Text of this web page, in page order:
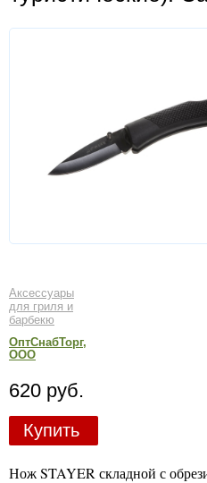
Аксессуары
для гриля и
барбекю
ОптСнабТорг,
ООО
620 руб.
Купить
Нож STAYER складной с